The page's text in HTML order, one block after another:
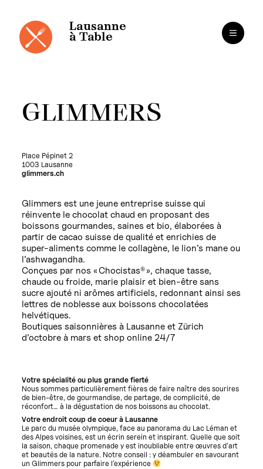
contenu
Lausanne
à Table
GLIMMERS
Place Pépinet 2
1003 Lausanne
glimmers.ch
Glimmers est une jeune entreprise suisse qui
réinvente le chocolat chaud en proposant des
boissons gourmandes, saines et bio, élaborées à
partir de cacao suisse de qualité et enrichies de
super-aliments comme le collagène, le lion’s mane ou
l’ashwagandha.
Conçues par nos « Chocistas® », chaque tasse,
chaude ou froide, marie plaisir et bien-être sans
sucre ajouté ni arômes artificiels, redonnant ainsi ses
lettres de noblesse aux boissons chocolatées
helvétiques.
Boutiques saisonnières à Lausanne et Zürich
d’octobre à mars et shop online 24/7
Votre spécialité ou plus grande fierté
Nous sommes particulièrement fières de faire naître des sourires
de bien-être, de gourmandise, de partage, de complicité, de
réconfort… à la dégustation de nos boissons au chocolat.
Votre endroit coup de coeur à Lausanne
Le parc du musée olympique, face au panorama du Lac Léman et
des Alpes voisines, est un écrin serein et inspirant. Quelle que soit
la saison, chaque promenade y est inoubliable entre œuvres d’art
et beautés de la nature. Notre conseil : y déambuler en savourant
un Glimmers pour parfaire l’expérience